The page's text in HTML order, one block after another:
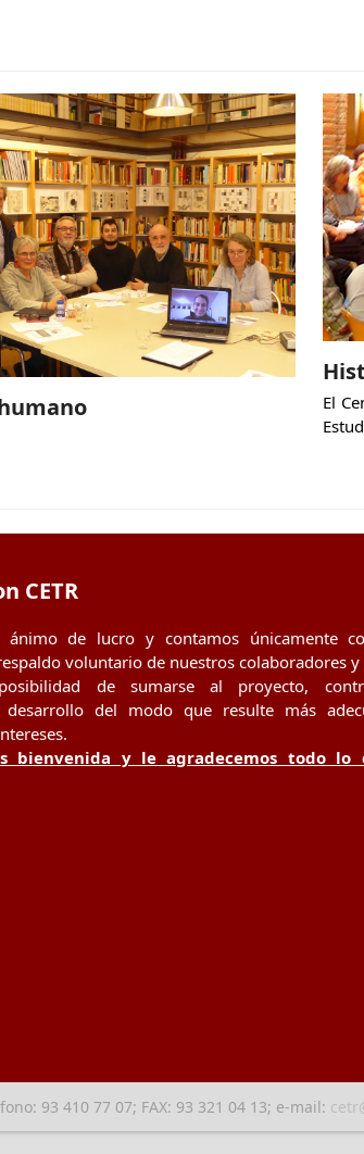
El
CETR
ánimo de lucro y contamos únicamente
voluntario de nuestros colaboradores y
de sumarse al proyecto,
desarrollo del modo que resulte más
bienvenida y le agradecemos todo lo
93 410 77 07; FAX: 93 321 04 13; e-mail: